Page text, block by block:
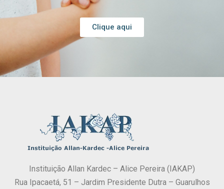
Clique aqui
Instituição Allan Kardec – Alice Pereira (IAKAP)
Rua Ipacaetá, 51 – Jardim Presidente Dutra – Guarulhos